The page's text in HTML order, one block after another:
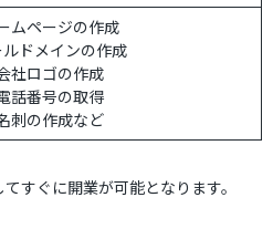
ムページの作成
ルドメインの作成
社ロゴの作成
話番号の取得
刺の作成など
すぐに開業が可能となります。